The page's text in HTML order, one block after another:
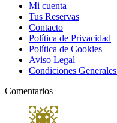
Mi cuenta
Tus Reservas
Contacto
Política de Privacidad
Política de Cookies
Aviso Legal
Condiciones
Comentarios